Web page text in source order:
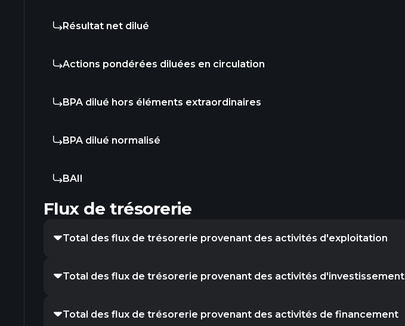
Résultat net dilué
Actions pondérées diluées en circulation
BPA dilué hors éléments extraordinaires
BPA dilué normalisé
BAII
Flux de trésorerie
Total des flux de trésorerie provenant des activités d'exploitation
Total des flux de trésorerie provenant des activités d'investissement
Total des flux de trésorerie provenant des activités de financement